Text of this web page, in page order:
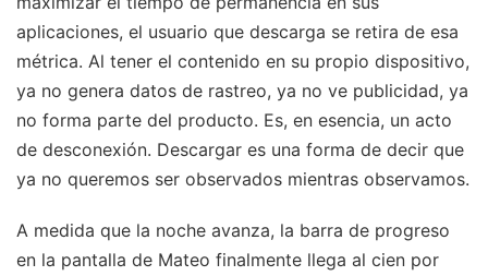
aplicaciones, el usuario que descarga se retira de esa
métrica. Al tener el contenido en su propio dispositivo,
ya no genera datos de rastreo, ya no ve publicidad, ya
no forma parte del producto. Es, en esencia, un acto
de desconexión. Descargar es una forma de decir que
ya no queremos ser observados mientras observamos.
A medida que la noche avanza, la barra de progreso
en la pantalla de Mateo finalmente llega al cien por